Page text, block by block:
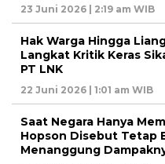
23 Juni 2026 | 2:19 am WIB
Hak Warga Hingga
Langkat Kritik Keras
PT LNK
22 Juni 2026 | 1:01 am WIB
Saat Negara Hanya
Hopson Disebut Tetap
Menanggung